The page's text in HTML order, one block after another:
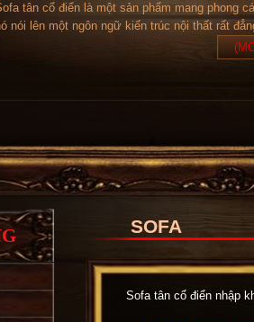
tân cổ điển là một sản phẩm mang phong
nói lên một ngôn ngữ kiến trúc nội thất rất
SOFA
Sofa tân cổ điển nhập